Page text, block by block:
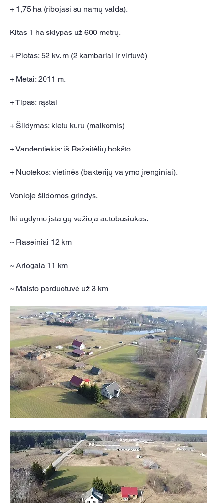
+ 1,75 ha (ribojasi su namų valda).
Kitas 1 ha sklypas už 600 metrų.
+ Plotas: 52 kv. m (2 kambariai ir virtuvė)
+ Metai: 2011 m.
+ Tipas: rąstai
+ Šildymas: kietu kuru (malkomis)
+ Vandentiekis: iš Ražaitėlių bokšto
+ Nuotekos: vietinės (bakterijų valymo įrenginiai).
Vonioje šildomos grindys.
Iki ugdymo įstaigų vežioja autobusiukas.
~ Raseiniai 12 km
~ Ariogala 11 km
~ Maisto parduotuvė už 3 km